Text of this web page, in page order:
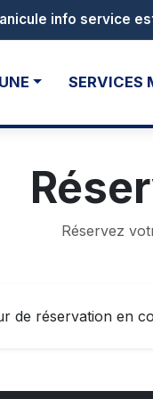
SERVICES
Réservez
de réservation en